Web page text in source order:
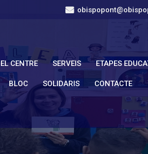
EL CENTRE SERVEIS ETAPES
BLOC SOLIDARIS CONTACTE